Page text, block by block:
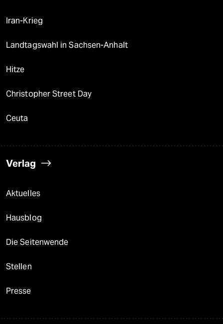
Iran-Krieg
Landtagswahl in Sachsen-Anhalt
Hitze
Christopher Street Day
Ceuta
Verlag
Aktuelles
Hausblog
Die Seitenwende
Stellen
Presse